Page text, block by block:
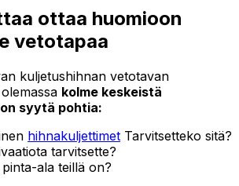
ottaa huomioon
vetotapaa
kuljetushihnan vetotavan
kolme keskeistä
syytä pohtia:
hihnakuljettimet Tarvitsetteko sitä?
tarvitsette?
ala teillä on?